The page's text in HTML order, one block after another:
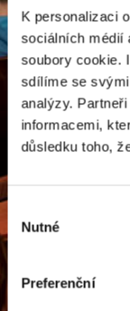
K personalizaci
sociálních médií
soubory cookie.
sdílíme se
analýzy.
informacemi,
důsledku toho,
souhlasu
Nutné
Preferenční